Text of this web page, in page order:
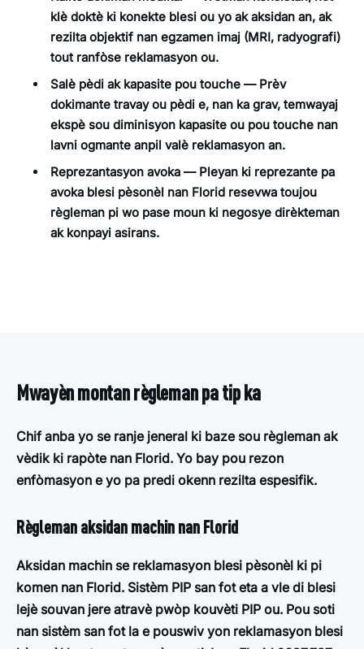
klè doktè ki konekte blesi ou yo ak aksidan an, ak
rezilta objektif nan egzamen imaj (MRI, radyografi)
tout ranfòse reklamasyon ou.
Salè pèdi ak kapasite pou touche — Prèv
dokimante travay ou pèdi e, nan ka grav, temwayaj
ekspè sou diminisyon kapasite ou pou touche nan
lavni ogmante anpil valè reklamasyon an.
Reprezantasyon avoka — Pleyan ki reprezante pa
avoka blesi pèsonèl nan Florid resevwa toujou
règleman pi wo pase moun ki negosye dirèkteman
ak konpayi asirans.
Mwayèn montan règleman pa tip ka
Chif anba yo se ranje jeneral ki baze sou règleman ak
vèdik ki rapòte nan Florid. Yo bay pou rezon
enfòmasyon e yo pa predi okenn rezilta espesifik.
Règleman aksidan machin nan Florid
Aksidan machin se reklamasyon blesi pèsonèl ki pi
komen nan Florid. Sistèm PIP san fot eta a vle di blesi
lejè souvan jere atravè pwòp kouvèti PIP ou. Pou soti
nan sistèm san fot la e pouswiv yon reklamasyon blesi